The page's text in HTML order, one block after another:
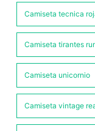
Camiseta tecnica
Camiseta tirantes
Camiseta unicornio
Camiseta vintage